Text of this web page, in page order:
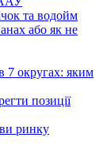
та водойм
або як не
7 округах: яким
позиції
ринку